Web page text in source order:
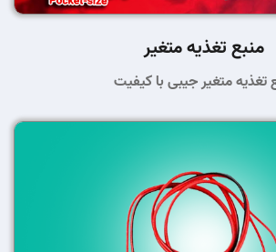
منبع تغذیه متغیر
تغذیه متغیر جیبی با کیفیت